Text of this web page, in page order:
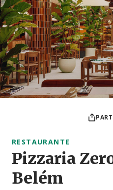
RESTAURANTE
Pizzaria
Belém